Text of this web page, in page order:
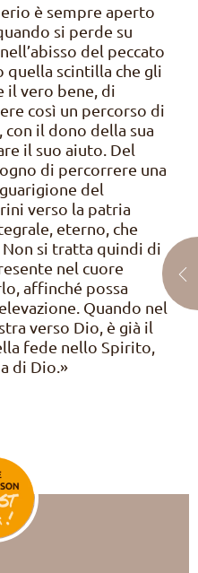
è sempre aperto
si perde su
del peccato
quella scintilla che gli
il vero bene, di
così un percorso di
con il dono della sua
il suo aiuto. Del
di percorrere una
del
verso la patria
eterno, che
si tratta quindi di
nel cuore
affinché possa
Quando nel
verso Dio, è già il
fede nello Spirito,
di Dio.»